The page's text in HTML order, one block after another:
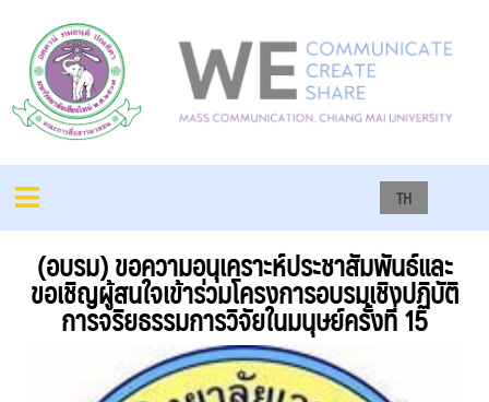
TH
(อบรม) ขอความอนุเคราะห์ประชาสัมพันธ์และ
ขอเชิญผู้สนใจเข้าร่วมโครงการอบรมเชิงปฏิบัติ
การจริยธรรมการวิจัยในมนุษย์ครั้งที่ 15